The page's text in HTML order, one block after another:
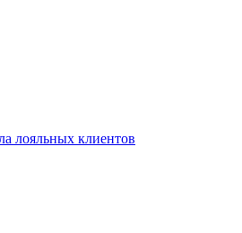
лояльных клиентов